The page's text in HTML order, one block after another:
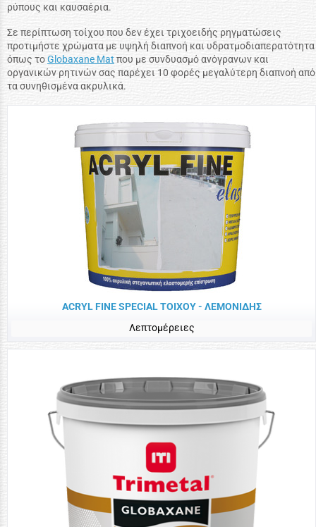
ρύπους και καυσαέρια.
Σε περίπτωση τοίχου που δεν έχει τριχοειδής ρηγματώσεις
προτιμήστε χρώματα με υψηλή διαπνοή και υδρατμοδιαπερατότητα
όπως τοGlobaxane Mat που με συνδυασμό ανόγρανων και
οργανικών ρητινών σας παρέχει 10 φορές μεγαλύτερη διαπνοή από
τα συνηθισμένα ακρυλικά.
ACRYL FINE SPECIAL ΤΟΙΧΟΥ - ΛΕΜΟΝΙΔΗΣ
Λεπτομέρειες